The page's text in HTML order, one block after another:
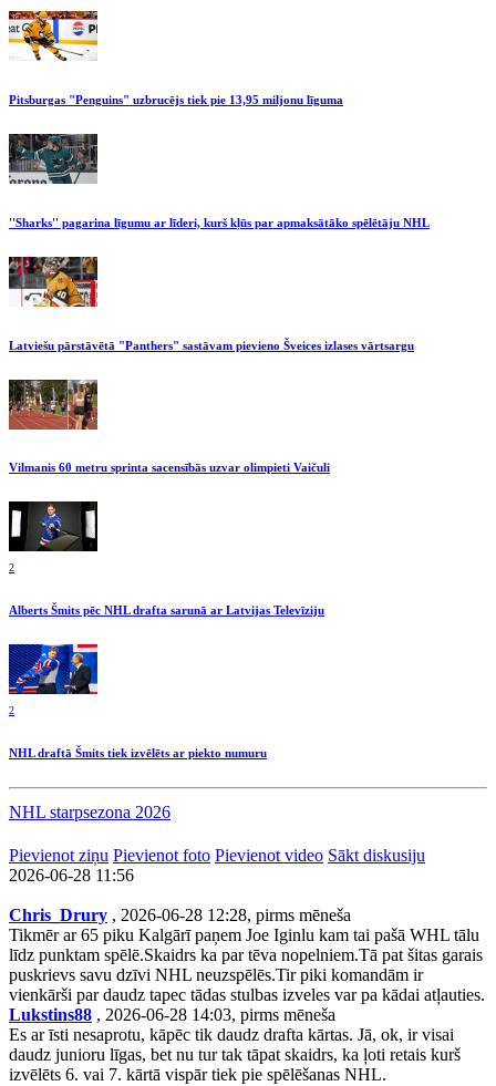
Pitsburgas "Penguins" uzbrucējs tiek pie 13,95 miljonu līguma
''Sharks'' pagarina līgumu ar līderi, kurš kļūs par apmaksātāko spēlētāju NHL
Latviešu pārstāvētā "Panthers" sastāvam pievieno Šveices izlases vārtsargu
Vilmanis 60 metru sprinta sacensībās uzvar olimpieti Vaičuli
2
Alberts Šmits pēc NHL drafta sarunā ar Latvijas Televīziju
2
NHL draftā Šmits tiek izvēlēts ar piekto numuru
NHL starpsezona 2026
Pievienot ziņu Pievienot foto Pievienot video Sākt diskusiju
2026-06-28 11:56
Chris_Drury , 2026-06-28 12:28, pirms mēneša
Tikmēr ar 65 piku Kalgārī paņem Joe Iginlu kam tai pašā WHL tālu
līdz punktam spēlē.Skaidrs ka par tēva nopelniem.Tā pat šitas garais
puskrievs savu dzīvi NHL neuzspēlēs.Tir piki komandām ir
vienkārši par daudz tapec tādas stulbas izveles var pa kādai atļauties.
Lukstins88 , 2026-06-28 14:03, pirms mēneša
Es ar īsti nesaprotu, kāpēc tik daudz drafta kārtas. Jā, ok, ir visai
daudz junioru līgas, bet nu tur tak tāpat skaidrs, ka ļoti retais kurš
izvēlēts 6. vai 7. kārtā vispār tiek pie spēlēšanas NHL.